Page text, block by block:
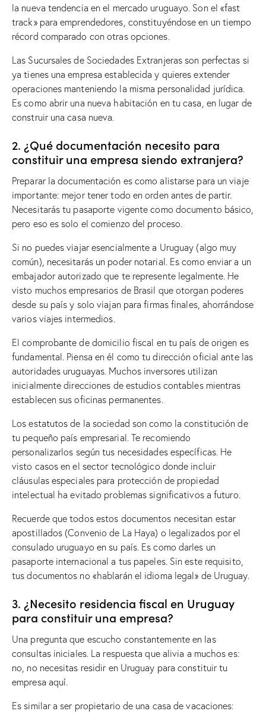
la nueva tendencia en el mercado uruguayo. Son el «fast
track» para emprendedores, constituyéndose en un tiempo
récord comparado con otras opciones.
Las Sucursales de Sociedades Extranjeras son perfectas si
ya tienes una empresa establecida y quieres extender
operaciones manteniendo la misma personalidad jurídica.
Es como abrir una nueva habitación en tu casa, en lugar de
construir una casa nueva.
2. ¿Qué documentación necesito para
constituir una empresa siendo extranjera?
Preparar la documentación es como alistarse para un viaje
importante: mejor tener todo en orden antes de partir.
Necesitarás tu pasaporte vigente como documento básico,
pero eso es solo el comienzo del proceso.
Si no puedes viajar esencialmente a Uruguay (algo muy
común), necesitarás un poder notarial. Es como enviar a un
embajador autorizado que te represente legalmente. He
visto muchos empresarios de Brasil que otorgan poderes
desde su país y solo viajan para firmas finales, ahorrándose
varios viajes intermedios.
El comprobante de domicilio fiscal en tu país de origen es
fundamental. Piensa en él como tu dirección oficial ante las
autoridades uruguayas. Muchos inversores utilizan
inicialmente direcciones de estudios contables mientras
establecen sus oficinas permanentes.
Los estatutos de la sociedad son como la constitución de
tu pequeño país empresarial. Te recomiendo
personalizarlos según tus necesidades específicas. He
visto casos en el sector tecnológico donde incluir
cláusulas especiales para protección de propiedad
intelectual ha evitado problemas significativos a futuro.
Recuerde que todos estos documentos necesitan estar
apostillados (Convenio de La Haya) o legalizados por el
consulado uruguayo en su país. Es como darles un
pasaporte internacional a tus papeles. Sin este requisito,
tus documentos no «hablarán el idioma legal» de Uruguay.
3. ¿Necesito residencia fiscal en Uruguay
para constituir una empresa?
Una pregunta que escucho constantemente en las
consultas iniciales. La respuesta que alivia a muchos es:
no, no necesitas residir en Uruguay para constituir tu
empresa aquí.
Es similar a ser propietario de una casa de vacaciones: